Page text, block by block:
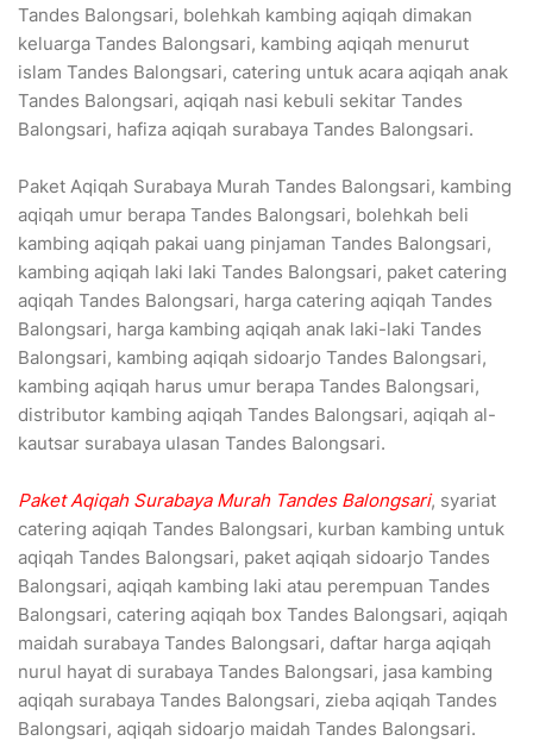
Tandes Balongsari, bolehkah kambing aqiqah dimakan
keluarga Tandes Balongsari, kambing aqiqah menurut
islam Tandes Balongsari, catering untuk acara aqiqah anak
Tandes Balongsari, aqiqah nasi kebuli sekitar Tandes
Balongsari, hafiza aqiqah surabaya Tandes Balongsari.
Paket Aqiqah Surabaya Murah Tandes Balongsari, kambing
aqiqah umur berapa Tandes Balongsari, bolehkah beli
kambing aqiqah pakai uang pinjaman Tandes Balongsari,
kambing aqiqah laki laki Tandes Balongsari, paket catering
aqiqah Tandes Balongsari, harga catering aqiqah Tandes
Balongsari, harga kambing aqiqah anak laki-laki Tandes
Balongsari, kambing aqiqah sidoarjo Tandes Balongsari,
kambing aqiqah harus umur berapa Tandes Balongsari,
distributor kambing aqiqah Tandes Balongsari, aqiqah al-
kautsar surabaya ulasan Tandes Balongsari.
Paket Aqiqah Surabaya Murah Tandes Balongsari, syariat
catering aqiqah Tandes Balongsari, kurban kambing untuk
aqiqah Tandes Balongsari, paket aqiqah sidoarjo Tandes
Balongsari, aqiqah kambing laki atau perempuan Tandes
Balongsari, catering aqiqah box Tandes Balongsari, aqiqah
maidah surabaya Tandes Balongsari, daftar harga aqiqah
nurul hayat di surabaya Tandes Balongsari, jasa kambing
aqiqah surabaya Tandes Balongsari, zieba aqiqah Tandes
Balongsari, aqiqah sidoarjo maidah Tandes Balongsari.